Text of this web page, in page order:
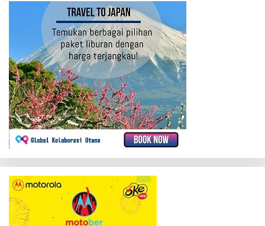
Tambun
Bungai
Kalteng